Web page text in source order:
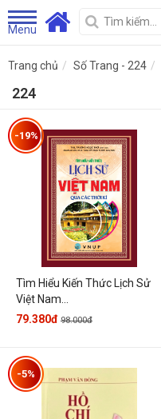
Menu
Trang chủ Số Trang - 224
224
Tìm Hiểu Kiến Thức Lịch Sử
Việt Nam...
-19%
79.380đ 98.000đ
-5%